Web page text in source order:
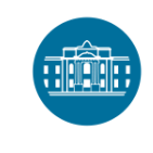
navigation